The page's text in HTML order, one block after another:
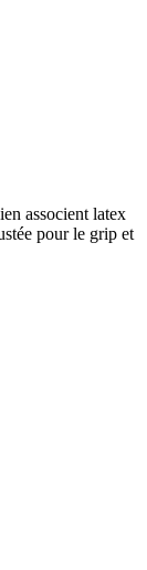
associent latex
pour le grip et